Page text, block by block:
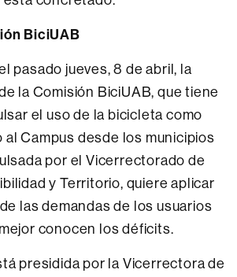
BiciUAB
pasado jueves, 8 de abril, la
la Comisión BiciUAB, que tiene
el uso de la bicicleta como
al Campus desde los municipios
por el Vicerrectorado de
y Territorio, quiere aplicar
las demandas de los usuarios
conocen los déficits.
presidida por la Vicerrectora de